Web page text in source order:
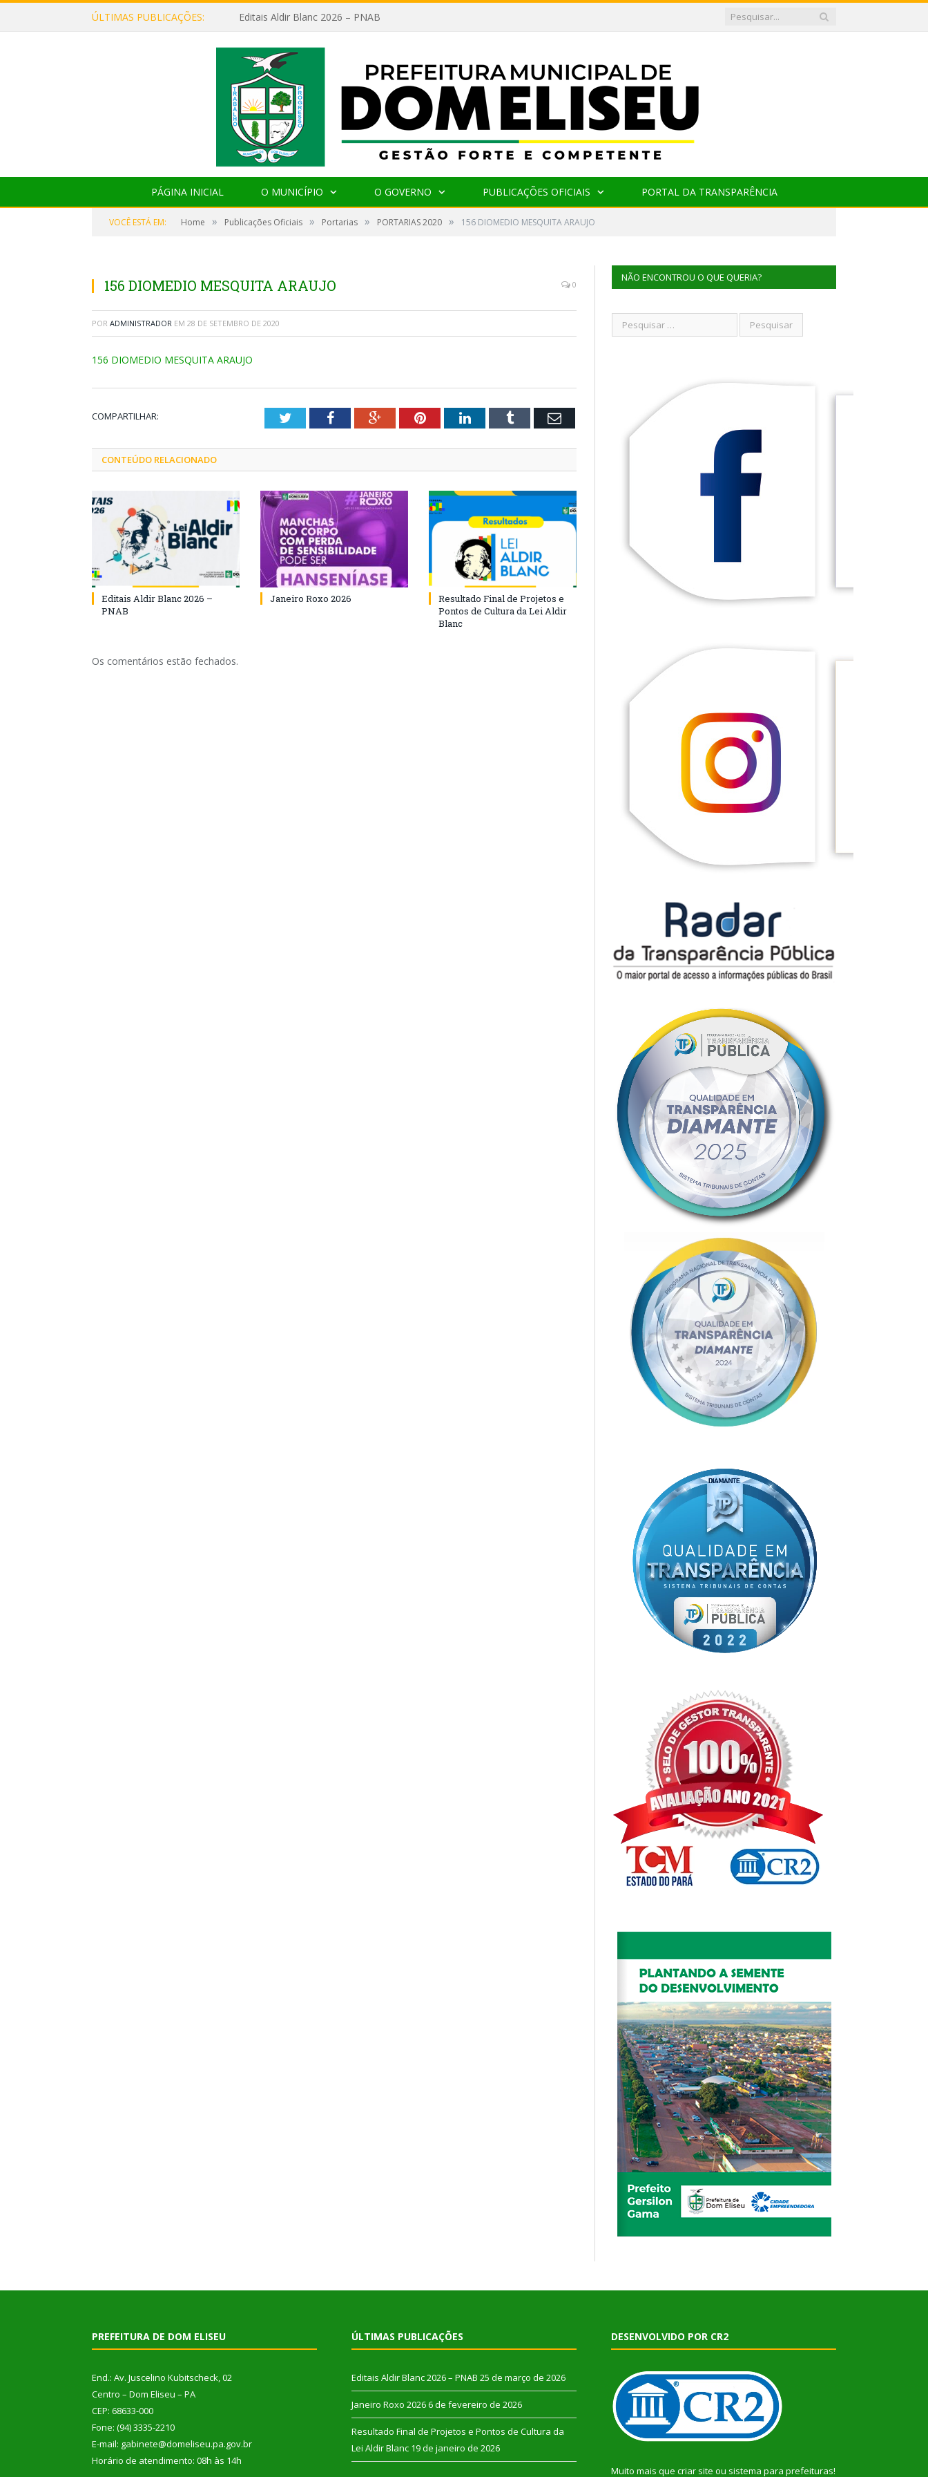
ÚLTIMAS PUBLICAÇÕES: Editais Aldir Blanc 2026 – PNAB
PÁGINA INICIAL O MUNICÍPIO O GOVERNO PUBLICAÇÕES OFICIAIS PORTAL DA TRANSPARÊNCIA
VOCÊ ESTÁ EM: Home » Publicações Oficiais » Portarias » PORTARIAS 2020 » 156 DIOMEDIO MESQUITA ARAUJO
156 DIOMEDIO MESQUITA ARAUJO 0
POR ADMINISTRADOR EM 28 DE SETEMBRO DE 2020
156 DIOMEDIO MESQUITA ARAUJO
COMPARTILHAR: TwitterFacebookGoogle+PinterestLinkedInTumblr Email
CONTEÚDO RELACIONADO
Editais Aldir Blanc 2026 –
PNAB
Janeiro Roxo 2026
Resultado Final de Projetos e
Pontos de Cultura da Lei Aldir
Blanc
Os comentários estão fechados.
NÃO ENCONTROU O QUE QUERIA?
PREFEITURA DE DOM ELISEU
End.: Av. Juscelino Kubitscheck, 02
Centro – Dom Eliseu – PA
CEP: 68633-000
Fone: (94) 3335-2210
E-mail: gabinete@domeliseu.pa.gov.br
Horário de atendimento: 08h às 14h
ÚLTIMAS PUBLICAÇÕES
Editais Aldir Blanc 2026 – PNAB 25 de março de 2026
Janeiro Roxo 2026 6 de fevereiro de 2026
Resultado Final de Projetos e Pontos de Cultura da
Lei Aldir Blanc 19 de janeiro de 2026
DESENVOLVIDO POR CR2
Muito mais que criar site ou sistema para prefeituras!